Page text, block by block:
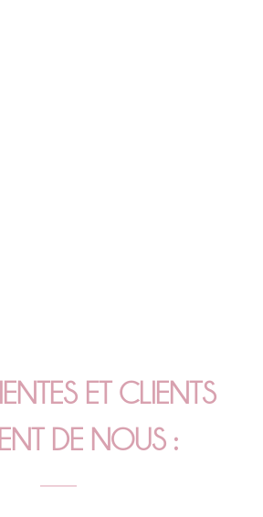
ET CLIENTS
DE NOUS :